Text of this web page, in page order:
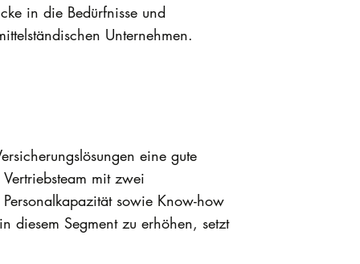
in die Bedürfnisse und
Unternehmen.
eine gute
mit zwei
sowie Know-how
diesem Segment zu erhöhen, setzt